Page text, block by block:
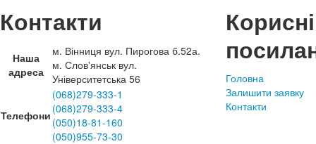
Контакти
Наша
адреса
м. Вінниця вул. Пирогова б.52а.
м. Слов'янськ вул.
Університетська 56
Телефони
(068)279-333-1
(068)279-333-4
(050)18-81-160
(050)955-73-30
Корисні
Головна
Залишити заявку
Контакти